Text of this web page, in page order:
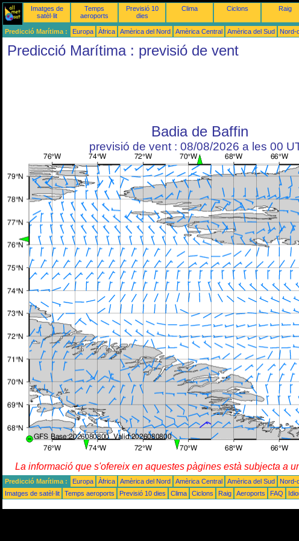
Imatges de
satèl·lit
Temps
aeroports
Previsió 10
dies
Clima Ciclons Raig
Predicció Marítima : Europa Àfrica Amèrica del Nord Amèrica Central Amèrica del Sud Nord-
Predicció Marítima : previsió de vent
Badia de Baffin
previsió de vent : 08/08/2026 a les 00
La informació que s'ofereix en aquestes pàgines està subjecta a
Predicció Marítima : Europa Àfrica Amèrica del Nord Amèrica Central Amèrica del Sud Nord-
Imatges de satèl·lit
Temps aeroports Previsió 10 dies Clima Ciclons Raig Aeroports FAQ